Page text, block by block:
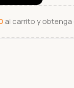
al carrito y obtenga